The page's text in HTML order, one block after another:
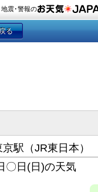
地震･警報の
る
京駅（JR東日本）
〇日(日)の天気